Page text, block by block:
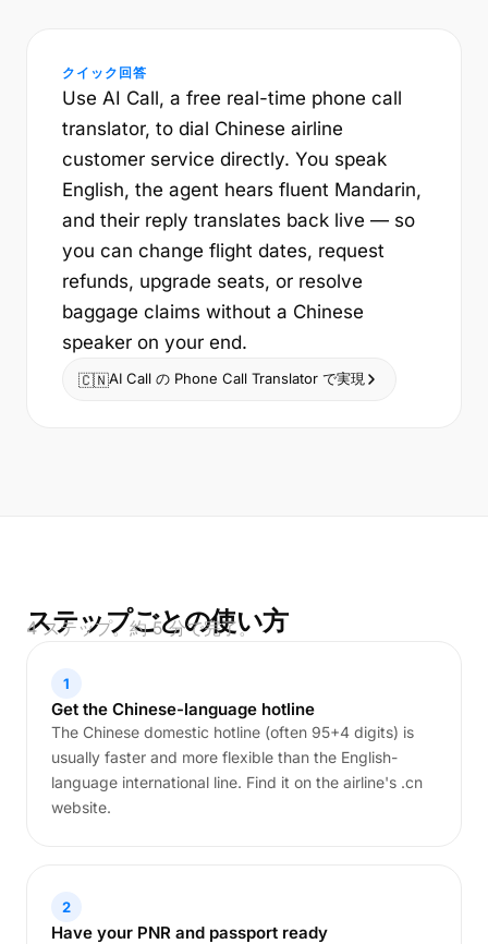
クイック回答
Use AI Call, a free real-time phone call
translator, to dial Chinese airline
customer service directly. You speak
English, the agent hears fluent Mandarin,
and their reply translates back live — so
you can change flight dates, request
refunds, upgrade seats, or resolve
baggage claims without a Chinese
speaker on your end.
🇨🇳AI Call の Phone Call Translator で実現
ステップごとの使い方
4 ステップ。約 5 分で完了。
1
Get the Chinese-language hotline
The Chinese domestic hotline (often 95+4 digits) is
usually faster and more flexible than the English-
language international line. Find it on the airline's .cn
website.
2
Have your PNR and passport ready